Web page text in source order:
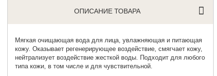
ОПИСАНИЕ ТОВАРА
Мягкая очищающая вода для лица , увлажняющая и питающая
кожу. Оказывает регенерирующее воздействие, смягчает кожу,
нейтрализует воздействие жесткой воды. Подходит для любого
типа кожи, в том числе и для чувствительной.